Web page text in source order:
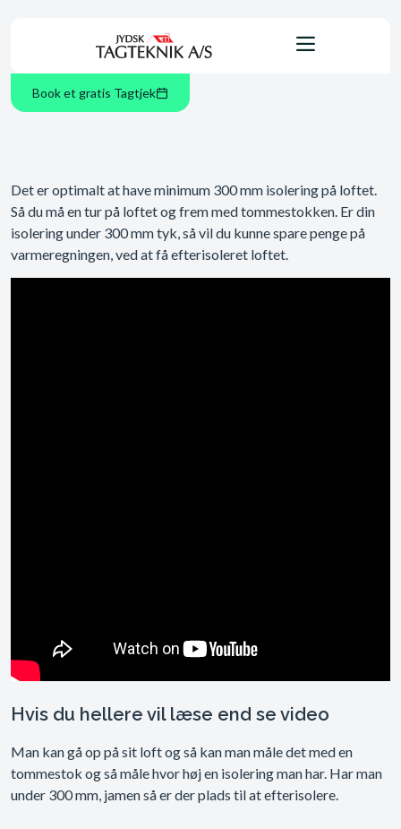
Book et gratis Tagtjek
Det er optimalt at have minimum 300 mm isolering på loftet.
Så du må en tur på loftet og frem med tommestokken. Er din
isolering under 300 mm tyk, så vil du kunne spare penge på
varmeregningen, ved at få efterisoleret loftet.
Hvis du hellere vil læse end se video
Man kan gå op på sit loft og så kan man måle det med en
tommestok og så måle hvor høj en isolering man har. Har man
under 300 mm, jamen så er der plads til at efterisolere.